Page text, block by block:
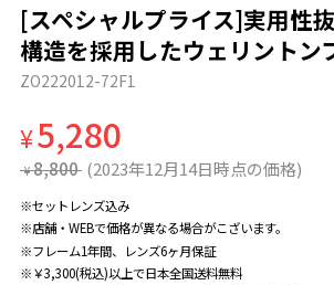
[スペシャルプライス]実用性
構造を採用したウェリントン
ZO222012-72F1
¥5,280
¥ 8,800 (2023年12月14日時点の価格)
※セットレンズ込み
※店舗・WEBで価格が異なる場合がこざいます。
※フレーム1年間、レンズ6ヶ月保証
※￥3,300(税込)以上で日本全国送料無料